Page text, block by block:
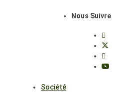
Nous Suivre
Société